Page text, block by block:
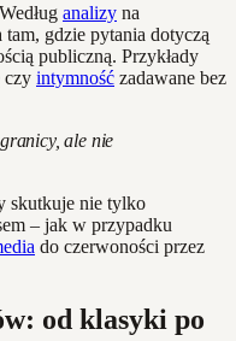
analizy na
tam, gdzie pytania dotyczą
publiczną. Przykłady
czy intymność zadawane bez
ale nie
skutkuje nie tylko
– jak w przypadku
do czerwoności przez
od klasyki po